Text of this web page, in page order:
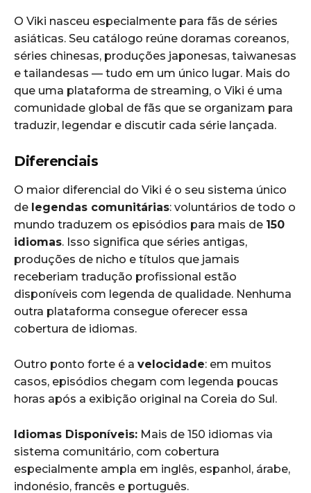
O Viki nasceu especialmente para fãs de séries
asiáticas. Seu catálogo reúne doramas coreanos,
séries chinesas, produções japonesas, taiwanesas
e tailandesas — tudo em um único lugar. Mais do
que uma plataforma de streaming, o Viki é uma
comunidade global de fãs que se organizam para
traduzir, legendar e discutir cada série lançada.
Diferenciais
O maior diferencial do Viki é o seu sistema único
de legendas comunitárias: voluntários de todo o
mundo traduzem os episódios para mais de 150
idiomas. Isso significa que séries antigas,
produções de nicho e títulos que jamais
receberiam tradução profissional estão
disponíveis com legenda de qualidade. Nenhuma
outra plataforma consegue oferecer essa
cobertura de idiomas.
Outro ponto forte é a velocidade: em muitos
casos, episódios chegam com legenda poucas
horas após a exibição original na Coreia do Sul.
Idiomas Disponíveis: Mais de 150 idiomas via
sistema comunitário, com cobertura
especialmente ampla em inglês, espanhol, árabe,
indonésio, francês e português.